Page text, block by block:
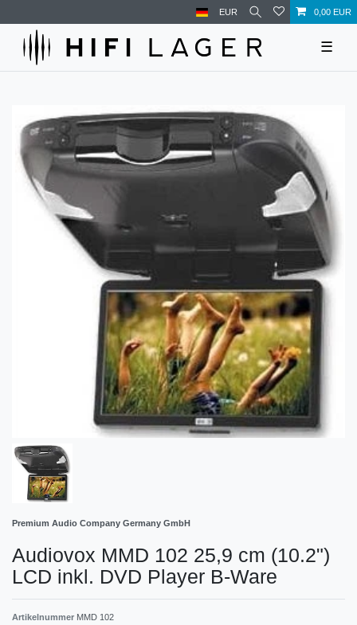
EUR 0,00 EUR
☰
Premium Audio Company Germany GmbH
Audiovox MMD 102 25,9 cm (10.2")
LCD inkl. DVD Player B-Ware
Artikelnummer MMD 102